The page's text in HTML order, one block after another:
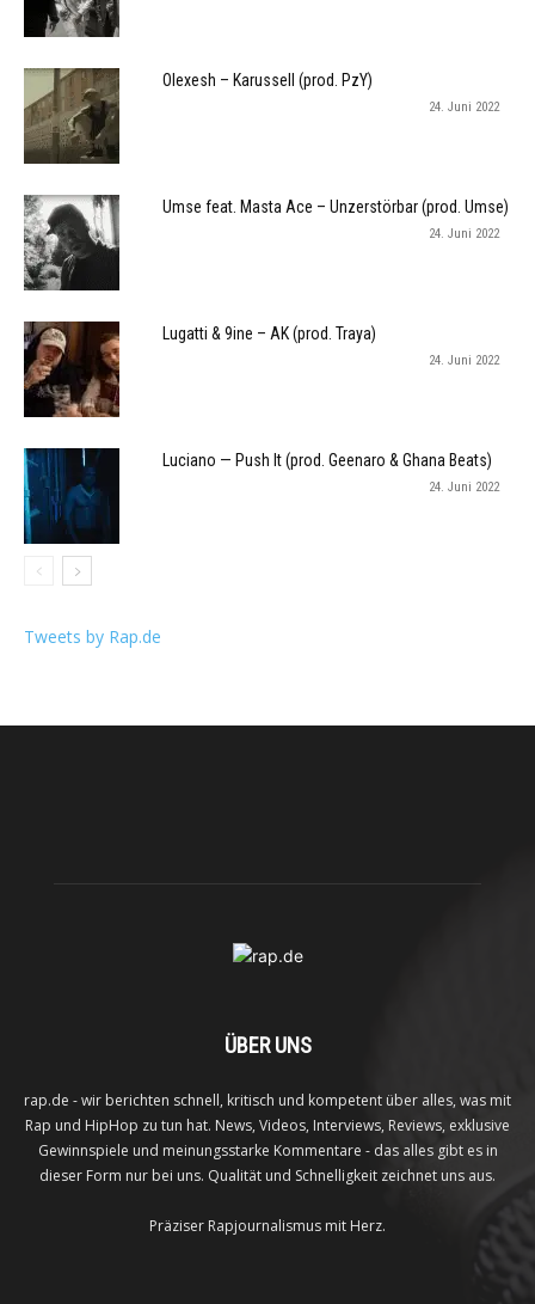
Olexesh – Karussell (prod. PzY)
24. Juni 2022
Umse feat. Masta Ace – Unzerstörbar (prod. Umse)
24. Juni 2022
Lugatti & 9ine – AK (prod. Traya)
24. Juni 2022
Luciano — Push It (prod. Geenaro & Ghana Beats)
24. Juni 2022
Tweets by Rap.de
ÜBER UNS
rap.de - wir berichten schnell, kritisch und kompetent über alles, was mit
Rap und HipHop zu tun hat. News, Videos, Interviews, Reviews, exklusive
Gewinnspiele und meinungsstarke Kommentare - das alles gibt es in
dieser Form nur bei uns. Qualität und Schnelligkeit zeichnet uns aus.
Präziser Rapjournalismus mit Herz.